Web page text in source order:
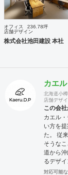
トップで
クライ
からプロ
に適う
た、新規
間デザ
クアー
級建築
建築
建築士
理建築
本町
FAX
（法人
オフィス
236.78坪
店舗デザイン
株式会社池田建設 本社
カエ
北海道小
店舗デザ
この会
カエル
い方を
た。 従
そうな
道から
るデザ
ン及び
対応可能